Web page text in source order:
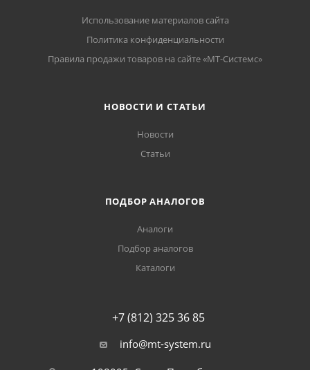
Использование материалов сайта
Политика конфиденциальности
Правила продажи товаров на сайте «МТ-Системс»
НОВОСТИ И СТАТЬИ
Новости
Статьи
ПОДБОР АНАЛОГОВ
Аналоги
Подбор аналогов
Каталоги
+7 (812) 325 36 85
info@mt-system.ru